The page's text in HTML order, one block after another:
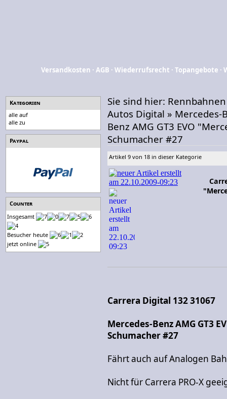
Versandkosten ·AGB ·Wiederrufsrecht ·Topangebote ·
Kategorien
alle auf
alle zu
Paypal
Counter
Insgesamt
Besucher heute
jetzt online
Sie sind hier: Rennbahnen
Autos Digital » Mercedes-
Benz AMG GT3 EVO
Schumacher #27
Artikel 9 von 18 in dieser Kategorie
Carrera Digital 132 31067
Mercedes-Benz AMG GT3
Schumacher #27
Fährt auch auf Analogen
Nicht für Carrera PRO-X